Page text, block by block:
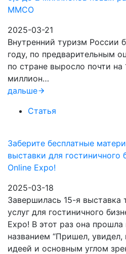
ММСО
2025-03-21
Внутренний туризм России
году, по предварительным
по стране выросло почти на
миллион…
дальше
Статья
Заберите бесплатные
выставки для гостиничного
Online Expo!
2025-03-18
Завершилась 15-я выставка
услуг для гостиничного
Expo! В этот раз она
названием “Пришел, увидел,
идеей и основным углом